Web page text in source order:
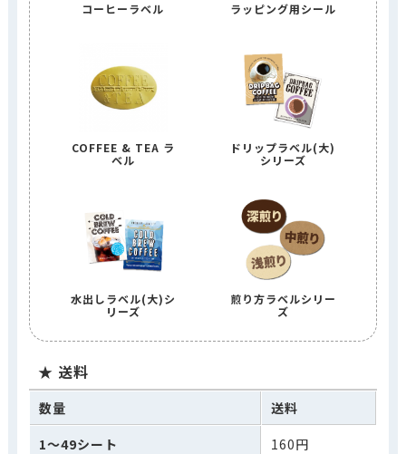
コーヒーラベル ラッピング用シール
COFFEE & TEA ラ
ベル
ドリップラベル(大)
シリーズ
水出しラベル(大)シ
リーズ
煎り方ラベルシリー
ズ
送料
数量
送料
1～49シート
160円